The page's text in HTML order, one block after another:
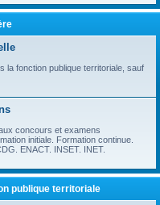
la fonction publique territoriale, sauf
concours et examens
initiale. Formation continue.
ENACT. INSET. INET.
publique territoriale